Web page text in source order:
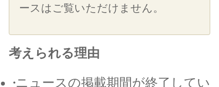
ースはご覧いただけません。
考えられる理由
ニュースの掲載期間が終了してい